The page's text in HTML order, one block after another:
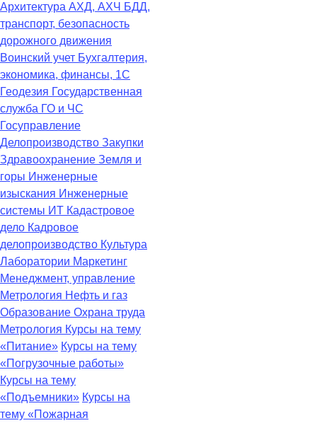
Архитектура АХД, АХЧ БДД,
транспорт, безопасность
дорожного движения
Воинский учет Бухгалтерия,
экономика, финансы, 1С
Геодезия Государственная
служба ГО и ЧС
Госуправление
Делопроизводство Закупки
Здравоохранение Земля и
горы Инженерные
изыскания Инженерные
системы ИТ Кадастровое
дело Кадровое
делопроизводство Культура
Лаборатории Маркетинг
Менеджмент, управление
Метрология Нефть и газ
Образование Охрана труда
Метрология Курсы на тему
«Питание» Курсы на тему
«Погрузочные работы»
Курсы на тему
«Подъемники» Курсы на
тему «Пожарная